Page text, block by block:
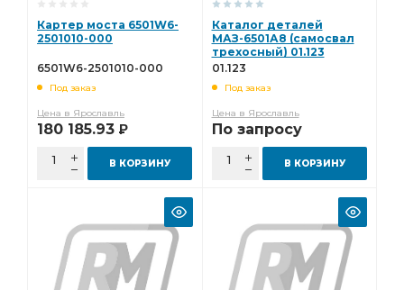
Картер моста 6501W6-
2501010-000
6501W6-2501010-000
Под заказ
Цена в Ярославль
180 185.93 Р
В КОРЗИНУ
Каталог деталей
МАЗ-6501А8 (самосвал
трехосный) 01.123
01.123
Под заказ
Цена в Ярославль
По запросу
В КОРЗИНУ